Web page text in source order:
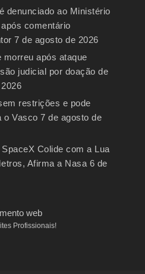
denunciado ao Ministério
comentário
7 de agosto de 2026
morreu após ataque
judicial por doação de
restrições e pode
o Vasco 7 de agosto de
Colide com a Lua
Afirma a Nasa 6 de
Profissionais!